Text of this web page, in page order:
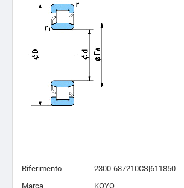
Riferimento
2300-687210CS|611850
Marca
KOYO